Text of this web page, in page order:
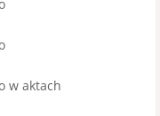
w aktach